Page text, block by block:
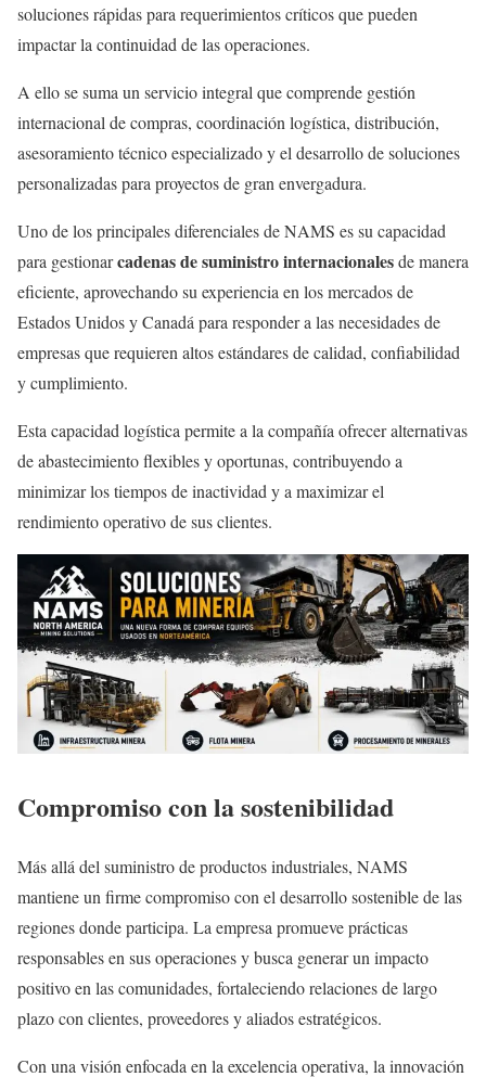
soluciones rápidas para requerimientos críticos que pueden
impactar la continuidad de las operaciones.
A ello se suma un servicio integral que comprende gestión
internacional de compras, coordinación logística, distribución,
asesoramiento técnico especializado y el desarrollo de soluciones
personalizadas para proyectos de gran envergadura.
Uno de los principales diferenciales de NAMS es su capacidad
para gestionarcadenas de suministro internacionalesde manera
eficiente, aprovechando su experiencia en los mercados de
Estados Unidos y Canadá para responder a las necesidades de
empresas que requieren altos estándares de calidad, confiabilidad
y cumplimiento.
Esta capacidad logística permite a la compañía ofrecer alternativas
de abastecimiento flexibles y oportunas, contribuyendo a
minimizar los tiempos de inactividad y a maximizar el
rendimiento operativo de sus clientes.
Compromiso con la sostenibilidad
Más allá del suministro de productos industriales, NAMS
mantiene un firme compromiso con el desarrollo sostenible de las
regiones donde participa. La empresa promueve prácticas
responsables en sus operaciones y busca generar un impacto
positivo en las comunidades, fortaleciendo relaciones de largo
plazo con clientes, proveedores y aliados estratégicos.
Con una visión enfocada en la excelencia operativa, la innovación